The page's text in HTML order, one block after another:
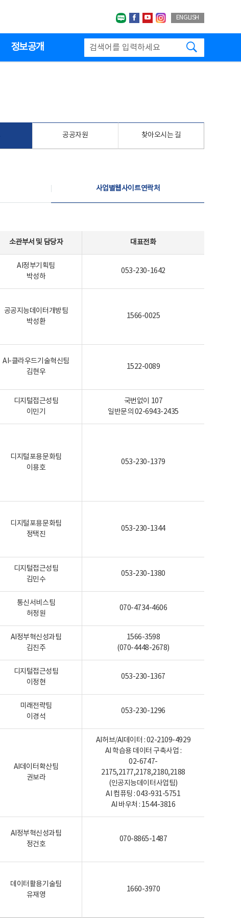
네이버블로그
페이스북
유투브인스타그랩
ENGLISH
정보공개
공공자원 찾아오시는 길
사업별웹사이트연락처
소관부서 및 담당자 대표전화
AI정부기획팀
박성하
053-230-1642
공공지능데이터개방팀
박성환
1566-0025
AI-클라우드기술혁신팀
김현우
1522-0089
디지털접근성팀
이민기
국번없이 107
일반문의 02-6943-2435
디지털포용문화팀
이용호
053-230-1379
디지털포용문화팀
정택진
053-230-1344
디지털접근성팀
김민수
053-230-1380
통신서비스팀
허정원
070-4734-4606
AI정부혁신성과팀
김진주
1566-3598
(070-4448-2678)
디지털접근성팀
이정현
053-230-1367
미래전략팀
이경석
053-230-1296
AI데이터확산팀
권보라
AI허브/AI데이터 : 02-2109-4929
AI 학습용 데이터 구축사업 :
02-6747-
2175,2177,2178,2180,2188
(인공지능데이터사업팀)
AI 컴퓨팅 : 043-931-5751
AI 바우처 : 1544-3816
AI정부혁신성과팀
정건호
070-8865-1487
데이터활용기술팀
유재영
1660-3970